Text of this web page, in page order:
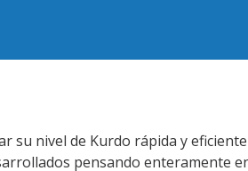
nivel de Kurdo rápida y
pensando enteramente